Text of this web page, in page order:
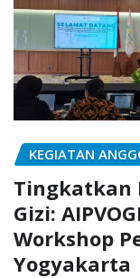
KEGIATAN
Tingkatkan
Gizi:
Workshop
Yogyakarta